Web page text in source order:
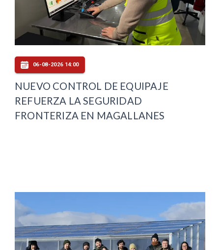
06-08-2026 14:00
NUEVO CONTROL DE EQUIPAJE
REFUERZA LA SEGURIDAD
FRONTERIZA EN MAGALLANES